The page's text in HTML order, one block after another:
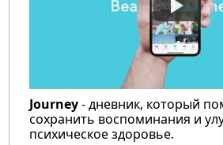
Journey- дневник, который
сохранить воспоминания и
психическое здоровье.